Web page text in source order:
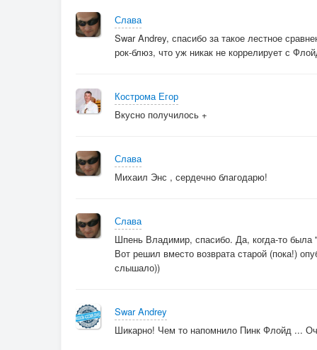
Слава
Swar Andrey, спасибо за такое лестное
рок-блюз, что уж никак не коррелирует с
Кострома Егор
Вкусно получилось +
Слава
Михаил Энс , сердечно благодарю!
Слава
Шпень Владимир, спасибо. Да, когда-то
Вот решил вместо возврата старой (пока!)
слышало))
Swar Andrey
Шикарно! Чем то напомнило Пинк Флойд ...